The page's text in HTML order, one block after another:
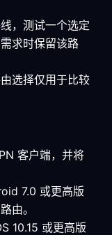
，测试一个选定
求时保留该路
选择仅用于比较
客户端，并将
7.0 或更高版
由。
10.15 或更高版